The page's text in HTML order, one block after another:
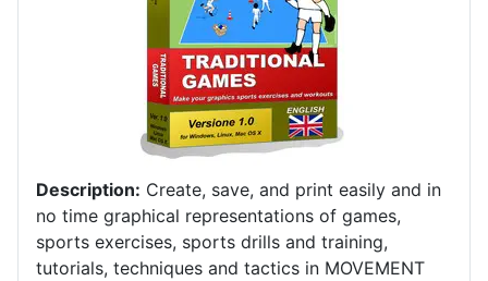
Description: Create, save, and print easily and in
no time graphical representations of games,
sports exercises, sports drills and training,
tutorials, techniques and tactics in MOVEMENT